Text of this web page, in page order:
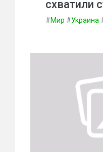
схватили
#Мир #Украина